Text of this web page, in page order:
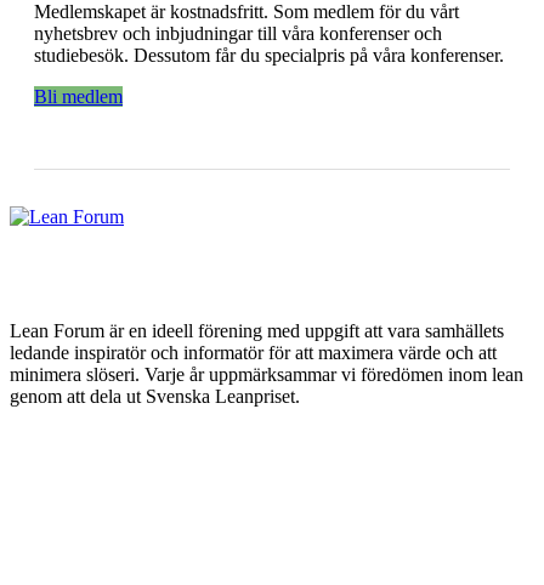
Medlemskapet är kostnadsfritt. Som medlem för du vårt
nyhetsbrev och inbjudningar till våra konferenser och
studiebesök. Dessutom får du specialpris på våra konferenser.
Bli medlem
Lean Forum är en ideell förening med uppgift att vara samhällets
ledande inspiratör och informatör för att maximera värde och att
minimera slöseri. Varje år uppmärksammar vi föredömen inom lean
genom att dela ut Svenska Leanpriset.